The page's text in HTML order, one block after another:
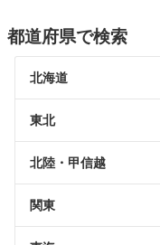
都道府県で検索
北海道
東北
北陸・甲信越
関東